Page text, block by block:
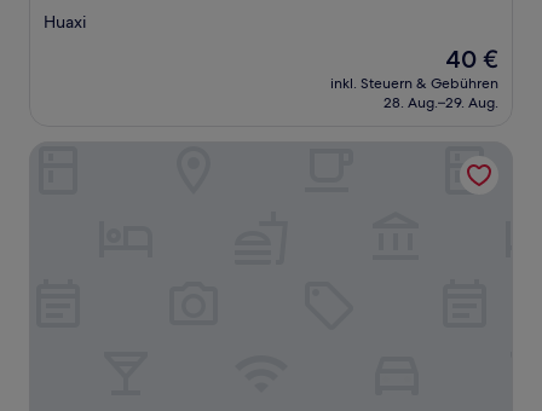
Sterne-
Huaxi
Der
Preis
beträgt
40 €
inkl. Steuern & Gebühren
28. Aug.–29. Aug.